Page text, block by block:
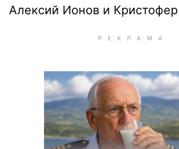
Алексий Ионов и